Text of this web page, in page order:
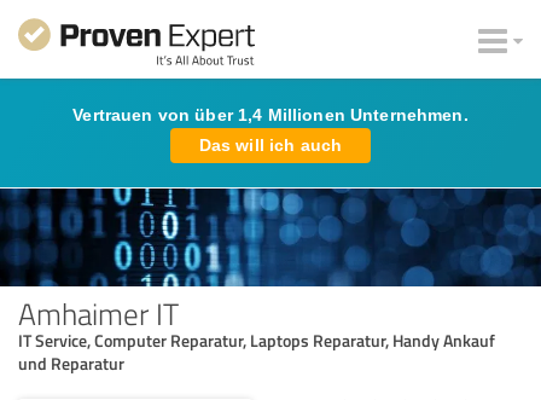
Vertrauen von über 1,4 Millionen Unternehmen.
Das will ich auch
Amhaimer IT
IT Service, Computer Reparatur, Laptops Reparatur, Handy Ankauf
und Reparatur